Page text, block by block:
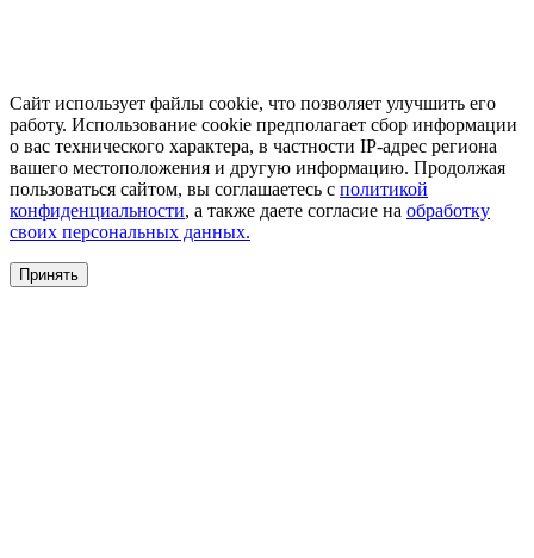
Сайт использует файлы cookie, что позволяет улучшить его
работу. Использование cookie предполагает сбор информации
о вас технического характера, в частности IP-адрес региона
вашего местоположения и другую информацию. Продолжая
пользоваться сайтом, вы соглашаетесь с политикой
конфиденциальности, а также даете согласие на обработку
своих персональных данных.
Принять